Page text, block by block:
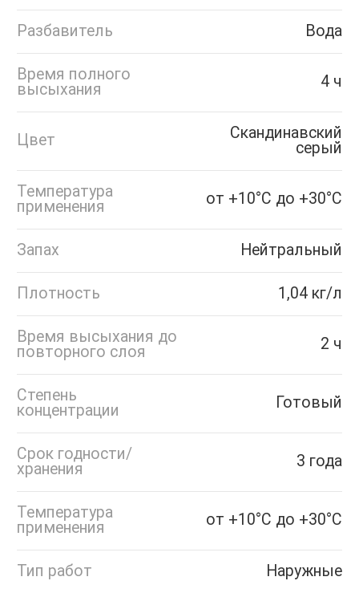
Разбавитель Вода
Время полного
высыхания
4 ч
Цвет
Скандинавский
серый
Температура
применения
от +10°С до +30°С
Запах Нейтральный
Плотность 1,04 кг/л
Время высыхания до
повторного слоя
2 ч
Степень
концентрации
Готовый
Срок годности/
хранения
3 года
Температура
применения
от +10°С до +30°С
Тип работ Наружные